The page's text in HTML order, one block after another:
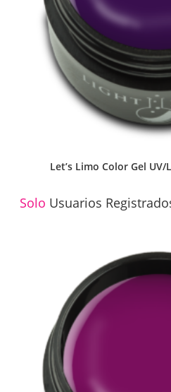
Let’s Limo Color Gel
Solo Usuarios